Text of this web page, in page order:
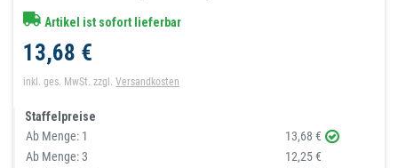
Artikel ist sofort lieferbar
13,68 €
inkl. ges. MwSt. zzgl.Versandkosten
Staffelpreise
Ab Menge: 1
13,68 €
Ab Menge:3
12,25 €